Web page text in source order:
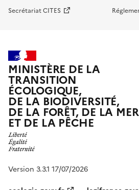
Secrétariat CITES
MINISTÈRE DE LA
TRANSITION
ÉCOLOGIQUE,
DE LA BIODIVERSITÉ,
DE LA FORÊT, DE LA MER
ET DE LA PÊCHE
Version 3.3.1 17/07/2026